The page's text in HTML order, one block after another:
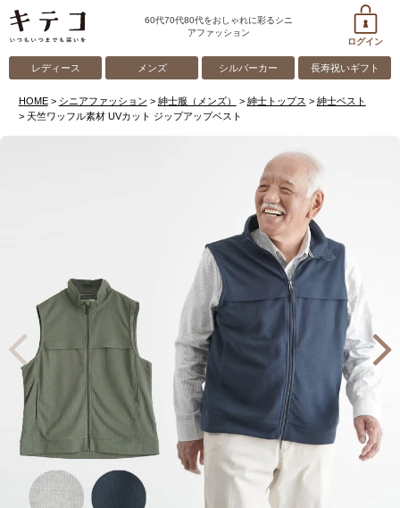
60代70代80代をおしゃれに彩るシニ
アファッション
ログイン
レディース メンズ シルバーカー 長寿祝いギフト
HOME シニアファッション 紳士服（メンズ） 紳士トップス
紳士ベスト
天竺ワッフル素材 UVカット ジップアップベスト